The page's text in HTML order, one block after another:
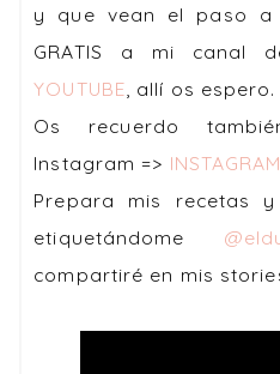
y que vean el paso a
GRATIS a mi canal
YOUTUBE , allí os espero.
Os recuerdo
Instagram =>
Prepara mis recetas
etiquetándome
compartiré en mis